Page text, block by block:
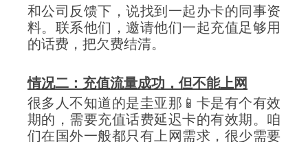
和公司反馈下，说找到一起办卡的同事资
料。联系他们，邀请他们一起充值足够用
的话费，把欠费结清。
情况二：充值流量成功，但不能上网
很多人不知道的是圭亚那📱卡是有个有效
期的，需要充值话费延迟卡的有效期。咱
们在国外一般都只有上网需求，很少需要